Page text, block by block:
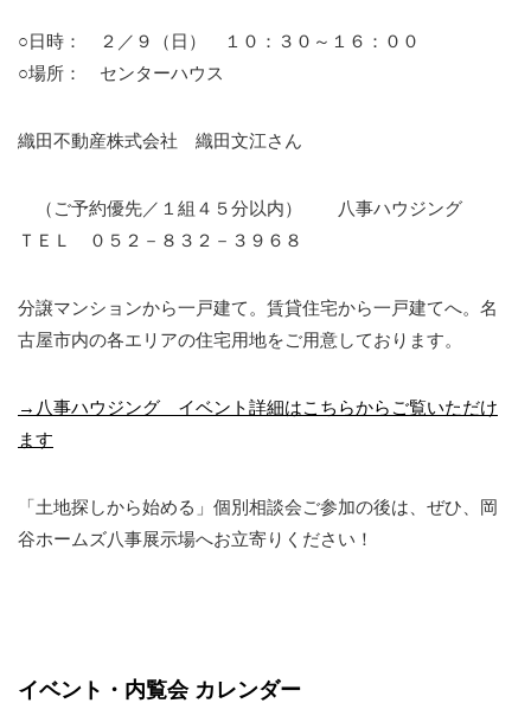
○日時： ２／９（日） １０：３０～１６：００
○場所： センターハウス
織田不動産株式会社 織田文江さん
（ご予約優先／１組４５分以内） 八事ハウジング
ＴＥＬ ０５２－８３２－３９６８
分譲マンションから一戸建て。賃貸住宅から一戸建てへ。名
古屋市内の各エリアの住宅用地をご用意しております。
→八事ハウジング イベント詳細はこちらからご覧いただけ
ます
「土地探しから始める」個別相談会ご参加の後は、ぜひ、岡
谷ホームズ八事展示場へお立寄りください！
イベント・内覧会 カレンダー